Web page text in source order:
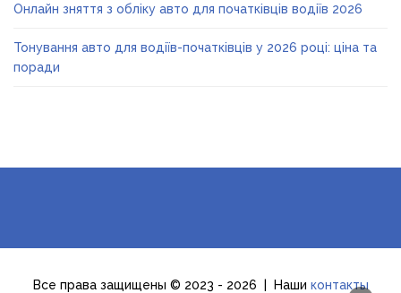
Онлайн зняття з обліку авто для початківців водіїв 2026
Тонування авто для водіїв-початківців у 2026 році: ціна та
поради
Все права защищены © 2023 - 2026 | Наши контакты